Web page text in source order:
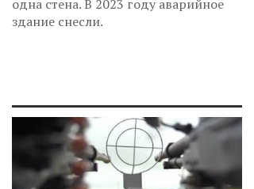
одна стена. В 2023 году аварийное
здание снесли.